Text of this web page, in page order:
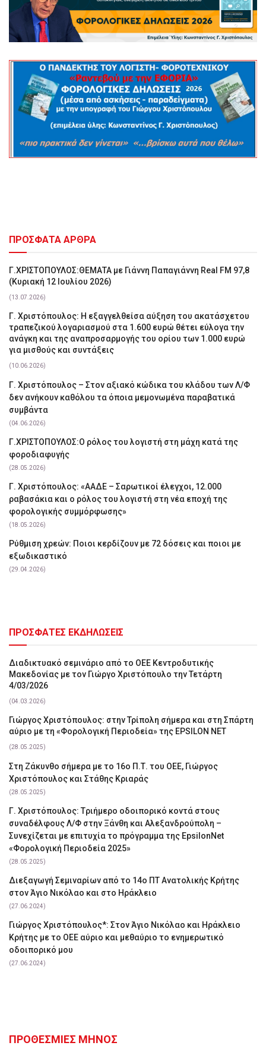
ΠΡΟΣΦΑΤΑ ΑΡΘΡΑ
Γ.ΧΡΙΣΤΟΠΟΥΛΟΣ:ΘΕΜΑΤΑ με Γιάννη Παπαγιάννη Real FM 97,8
(Κυριακή 12 Ιουλίου 2026)
(13.07.2026)
Γ. Χριστόπουλος: Η εξαγγελθείσα αύξηση του ακατάσχετου
τραπεζικού λογαριασμού στα 1.600 ευρώ θέτει εύλογα την
ανάγκη και της αναπροσαρμογής του ορίου των 1.000 ευρώ
για μισθούς και συντάξεις
(10.06.2026)
Γ. Χριστόπουλος – Στον αξιακό κώδικα του κλάδου των Λ/Φ
δεν ανήκουν καθόλου τα όποια μεμονωμένα παραβατικά
συμβάντα
(04.06.2026)
Γ.ΧΡΙΣΤΟΠΟΥΛΟΣ:Ο ρόλος του λογιστή στη μάχη κατά της
φοροδιαφυγής
(28.05.2026)
Γ. Χριστόπουλος: «ΑΑΔΕ – Σαρωτικοί έλεγχοι, 12.000
ραβασάκια και ο ρόλος του λογιστή στη νέα εποχή της
φορολογικής συμμόρφωσης»
(18.05.2026)
Ρύθμιση χρεών: Ποιοι κερδίζουν με 72 δόσεις και ποιοι με
εξωδικαστικό
(29.04.2026)
ΠΡΟΣΦΑΤΕΣ ΕΚΔΗΛΩΣΕΙΣ
Διαδικτυακό σεμινάριο από το ΟΕΕ Κεντροδυτικής
Μακεδονίας με τον Γιώργο Χριστόπουλο την Τετάρτη
4/03/2026
(04.03.2026)
Γιώργος Χριστόπουλος: στην Τρίπολη σήμερα και στη Σπάρτη
αύριο με τη «Φορολογική Περιοδεία» της EPSILON NET
(28.05.2025)
Στη Ζάκυνθο σήμερα με το 16ο Π.Τ. του ΟΕΕ, Γιώργος
Χριστόπουλος και Στάθης Κριαράς
(28.05.2025)
Γ. Χριστόπουλος: Tριήμερο οδοιπορικό κοντά στους
συναδέλφους Λ/Φ στην Ξάνθη και Αλεξανδρούπολη –
Συνεχίζεται με επιτυχία το πρόγραμμα της EpsilonNet
«Φορολογική Περιοδεία 2025»
(28.05.2025)
Διεξαγωγή Σεμιναρίων από το 14ο ΠΤ Ανατολικής Κρήτης
στον Άγιο Νικόλαο και στο Ηράκλειο
(27.06.2024)
Γιώργος Χριστόπουλος*: Στον Άγιο Νικόλαο και Ηράκλειο
Κρήτης με το ΟΕΕ αύριο και μεθαύριο το ενημερωτικό
οδοιπορικό μου
(27.06.2024)
ΠΡΟΘΕΣΜΙΕΣ ΜΗΝΟΣ